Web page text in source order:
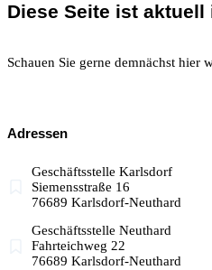
Diese Seite ist aktuell
Schauen Sie gerne demnächst hier
Adressen
Geschäftsstelle Karlsdorf
Siemensstraße 16
76689 Karlsdorf-Neuthard
Geschäftsstelle Neuthard
Fahrteichweg 22
76689 Karlsdorf-Neuthard